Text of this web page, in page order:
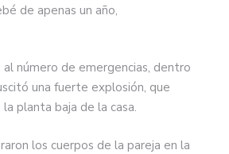
de apenas un año,
número de emergencias, dentro
una fuerte explosión, que
planta baja de la casa.
los cuerpos de la pareja en la